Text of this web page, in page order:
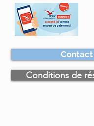
Contact
Conditions de